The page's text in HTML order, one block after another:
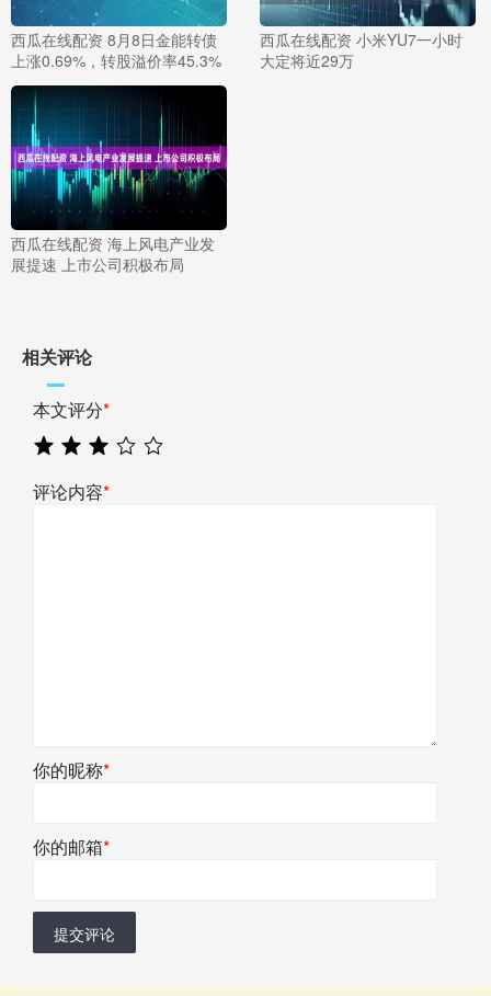
西瓜在线配资 8月8日金能转债
上涨0.69%，转股溢价率45.3%
西瓜在线配资 小米YU7一小时
大定将近29万
西瓜在线配资 海上风电产业发
展提速 上市公司积极布局
相关评论
本文评分*
评论内容*
你的昵称*
你的邮箱*
提交评论